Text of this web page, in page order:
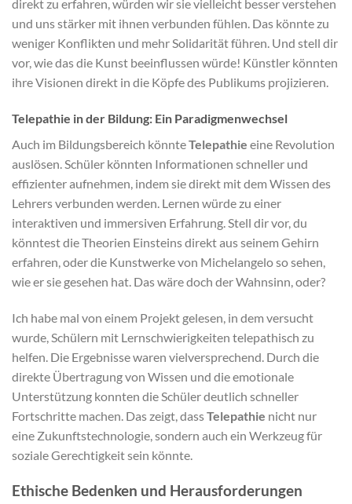
direkt zu erfahren, würden wir sie vielleicht besser verstehen
und uns stärker mit ihnen verbunden fühlen. Das könnte zu
weniger Konflikten und mehr Solidarität führen. Und stell dir
vor, wie das die Kunst beeinflussen würde! Künstler könnten
ihre Visionen direkt in die Köpfe des Publikums projizieren.
Telepathie in der Bildung: Ein Paradigmenwechsel
Auch im Bildungsbereich könnteTelepathie eine Revolution
auslösen. Schüler könnten Informationen schneller und
effizienter aufnehmen, indem sie direkt mit dem Wissen des
Lehrers verbunden werden. Lernen würde zu einer
interaktiven und immersiven Erfahrung. Stell dir vor, du
könntest die Theorien Einsteins direkt aus seinem Gehirn
erfahren, oder die Kunstwerke von Michelangelo so sehen,
wie er sie gesehen hat. Das wäre doch der Wahnsinn, oder?
Ich habe mal von einem Projekt gelesen, in dem versucht
wurde, Schülern mit Lernschwierigkeiten telepathisch zu
helfen. Die Ergebnisse waren vielversprechend. Durch die
direkte Übertragung von Wissen und die emotionale
Unterstützung konnten die Schüler deutlich schneller
Fortschritte machen. Das zeigt, dassTelepathie nicht nur
eine Zukunftstechnologie, sondern auch ein Werkzeug für
soziale Gerechtigkeit sein könnte.
Ethische Bedenken und Herausforderungen